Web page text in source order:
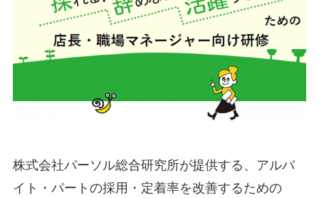
株式会社パーソル総合研究所が提供する、アルバ
イト・パートの採用・定着率を改善するための